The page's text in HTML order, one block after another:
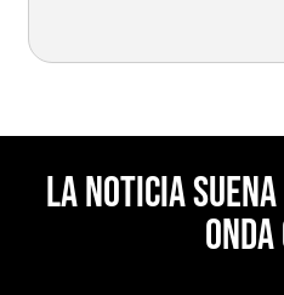
La noticia
Onda